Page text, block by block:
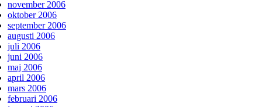
november 2006
oktober 2006
september 2006
augusti 2006
juli 2006
juni 2006
maj 2006
april 2006
mars 2006
februari 2006